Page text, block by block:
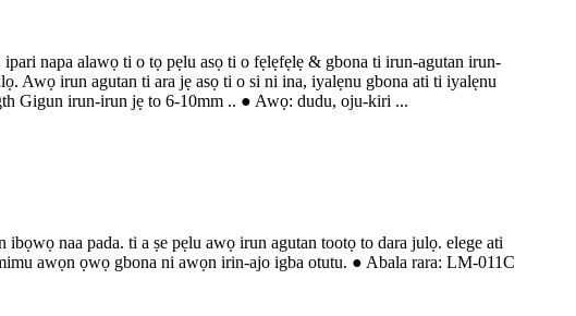
napa alawọ ti o tọ pẹlu asọ ti o fẹlẹfẹlẹ & gbona ti irun-agutan irun-
Awọ irun agutan ti ara jẹ asọ ti o si ni ina, iyalẹnu gbona ati ti iyalẹnu
Gigun irun-irun jẹ to 6-10mm .. ● Awọ: dudu, oju-kiri ...
naa pada. ti a ṣe pẹlu awọ irun agutan tootọ to dara julọ. elege ati
awọn ọwọ gbona ni awọn irin-ajo igba otutu. ● Abala rara: LM-011C